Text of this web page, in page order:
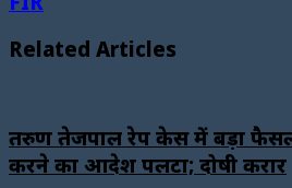
Related Articles
तरुण तेजपाल रेप केस में बड़ा
करने का आदेश पलटा; दोषी करार